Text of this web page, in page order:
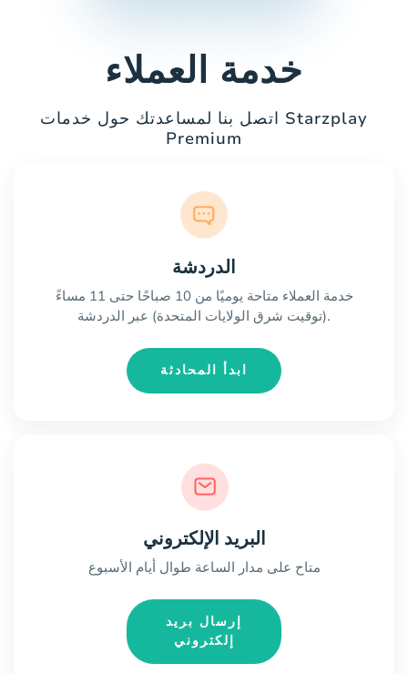
خدمة العملاء
اتصل بنا لمساعدتك حول خدمات Starzplay
Premium
الدردشة
خدمة العملاء متاحة يوميًا من 10 صباحًا حتى 11 مساءً
(توقيت شرق الولايات المتحدة) عبر الدردشة.
ابدأ المحادثة
البريد الإلكتروني
متاح على مدار الساعة طوال أيام الأسبوع
إرسال بريد
إلكتروني